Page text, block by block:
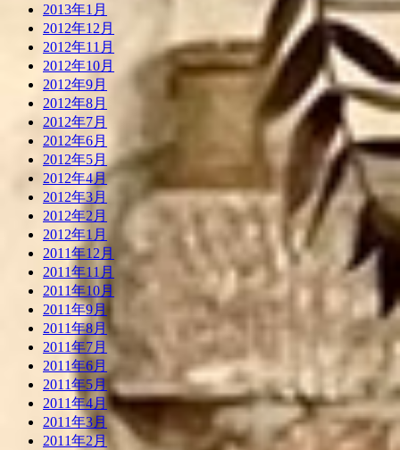
2013年1月
2012年12月
2012年11月
2012年10月
2012年9月
2012年8月
2012年7月
2012年6月
2012年5月
2012年4月
2012年3月
2012年2月
2012年1月
2011年12月
2011年11月
2011年10月
2011年9月
2011年8月
2011年7月
2011年6月
2011年5月
2011年4月
2011年3月
2011年2月